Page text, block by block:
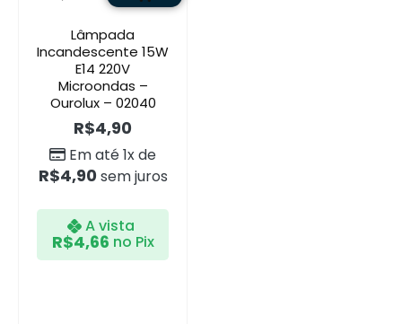
Lâmpada
Incandescente 15W
E14 220V
Microondas –
Ourolux – 02040
R$4,90
Em até 1x de
R$4,90 sem juros
A vista
R$4,66 no Pix